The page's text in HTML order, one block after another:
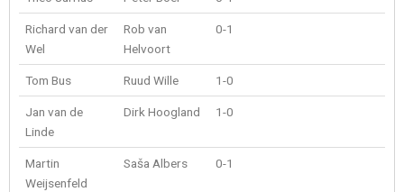
Richard van der
Wel
Rob van
Helvoort
0-1
Tom Bus Ruud Wille 1-0
Jan van de
Linde
Dirk Hoogland 1-0
Martin
Weijsenfeld
Saša Albers 0-1